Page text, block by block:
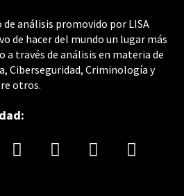
de análisis promovido por LISA
de hacer del mundo un lugar más
a través de análisis en materia de
Ciberseguridad, Criminología y
otros.